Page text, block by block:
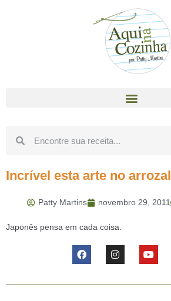
Incrível esta arte no arrozal
Patty Martins novembro 29, 2011
Japonês pensa em cada coisa.